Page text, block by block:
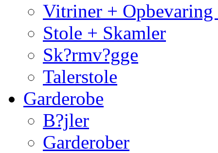
Vitriner +
Stole + Skamler
Sk?rmv?gge
Talerstole
Garderobe
B?jler
Garderober